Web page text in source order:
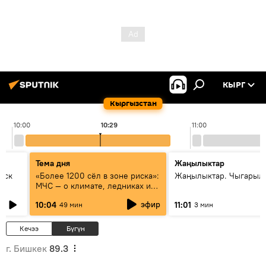
Кыргызстан
КЫРГ
10:00 11:00
10:29
Тема дня
«Более 1200 сёл в зоне риска»:
МЧС — о климате, ледниках и
населения
10:04 49 мин эфир
Жаңылыктар
Жаңылыктар.
11:01 3 мин
Кечээ Бүгүн
г. Бишкек 89.3